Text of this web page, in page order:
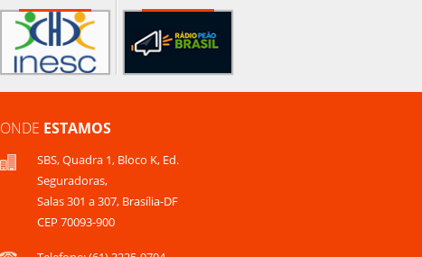
ONDE ESTAMOS
SBS, Quadra 1, Bloco K, Ed.
Seguradoras,
Salas 301 a 307, Brasília-DF
CEP 70093-900